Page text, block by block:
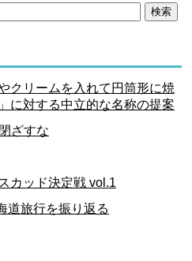
クリームを入れて円筒形に焼
に対する中立的な名称の提案
ざすな
カッド決定戦 vol.1
道旅行を振り返る